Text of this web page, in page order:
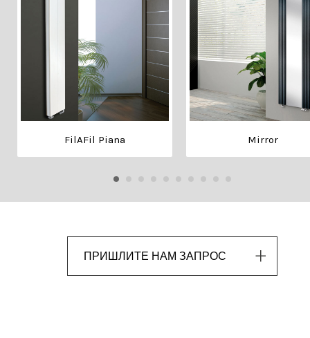
FilAFil Piana Mirror
ПРИШЛИТЕ НАМ ЗАПРОС